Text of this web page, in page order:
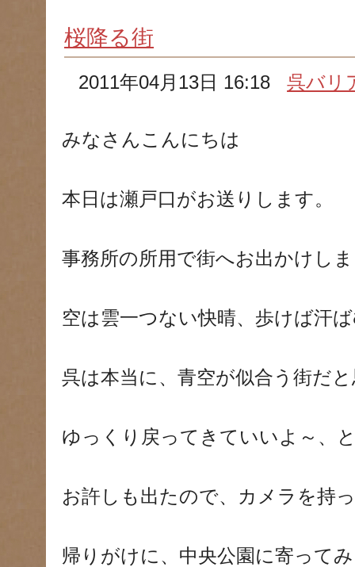
桜降る街
2011年04月13日 16:18呉バリ
みなさんこんにちは
本日は瀬戸口がお送りします。
事務所の所用で街へお出かけし
空は雲一つない快晴、歩けば汗
呉は本当に、青空が似合う街だ
ゆっくり戻ってきていいよ～、
お許しも出たので、カメラを持
帰りがけに、中央公園に寄って